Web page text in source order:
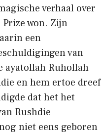
verhaal over
won. Zijn
een
van
ayatollah Ruhollah
en hem ertoe dreef
dat het het
Rushdie
niet eens geboren